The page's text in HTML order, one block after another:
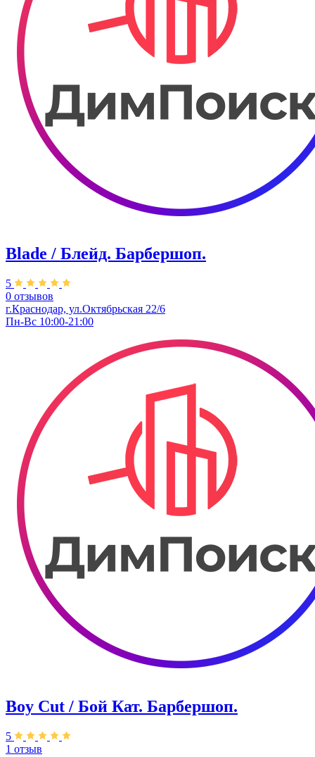
Blade / Блейд. Барбершоп.
5
0 отзывов
г.Краснодар, ул.Октябрьская 22/6
Пн-Вс 10:00-21:00
Boy Cut / Бой Кат. Барбершоп.
5
1 отзыв